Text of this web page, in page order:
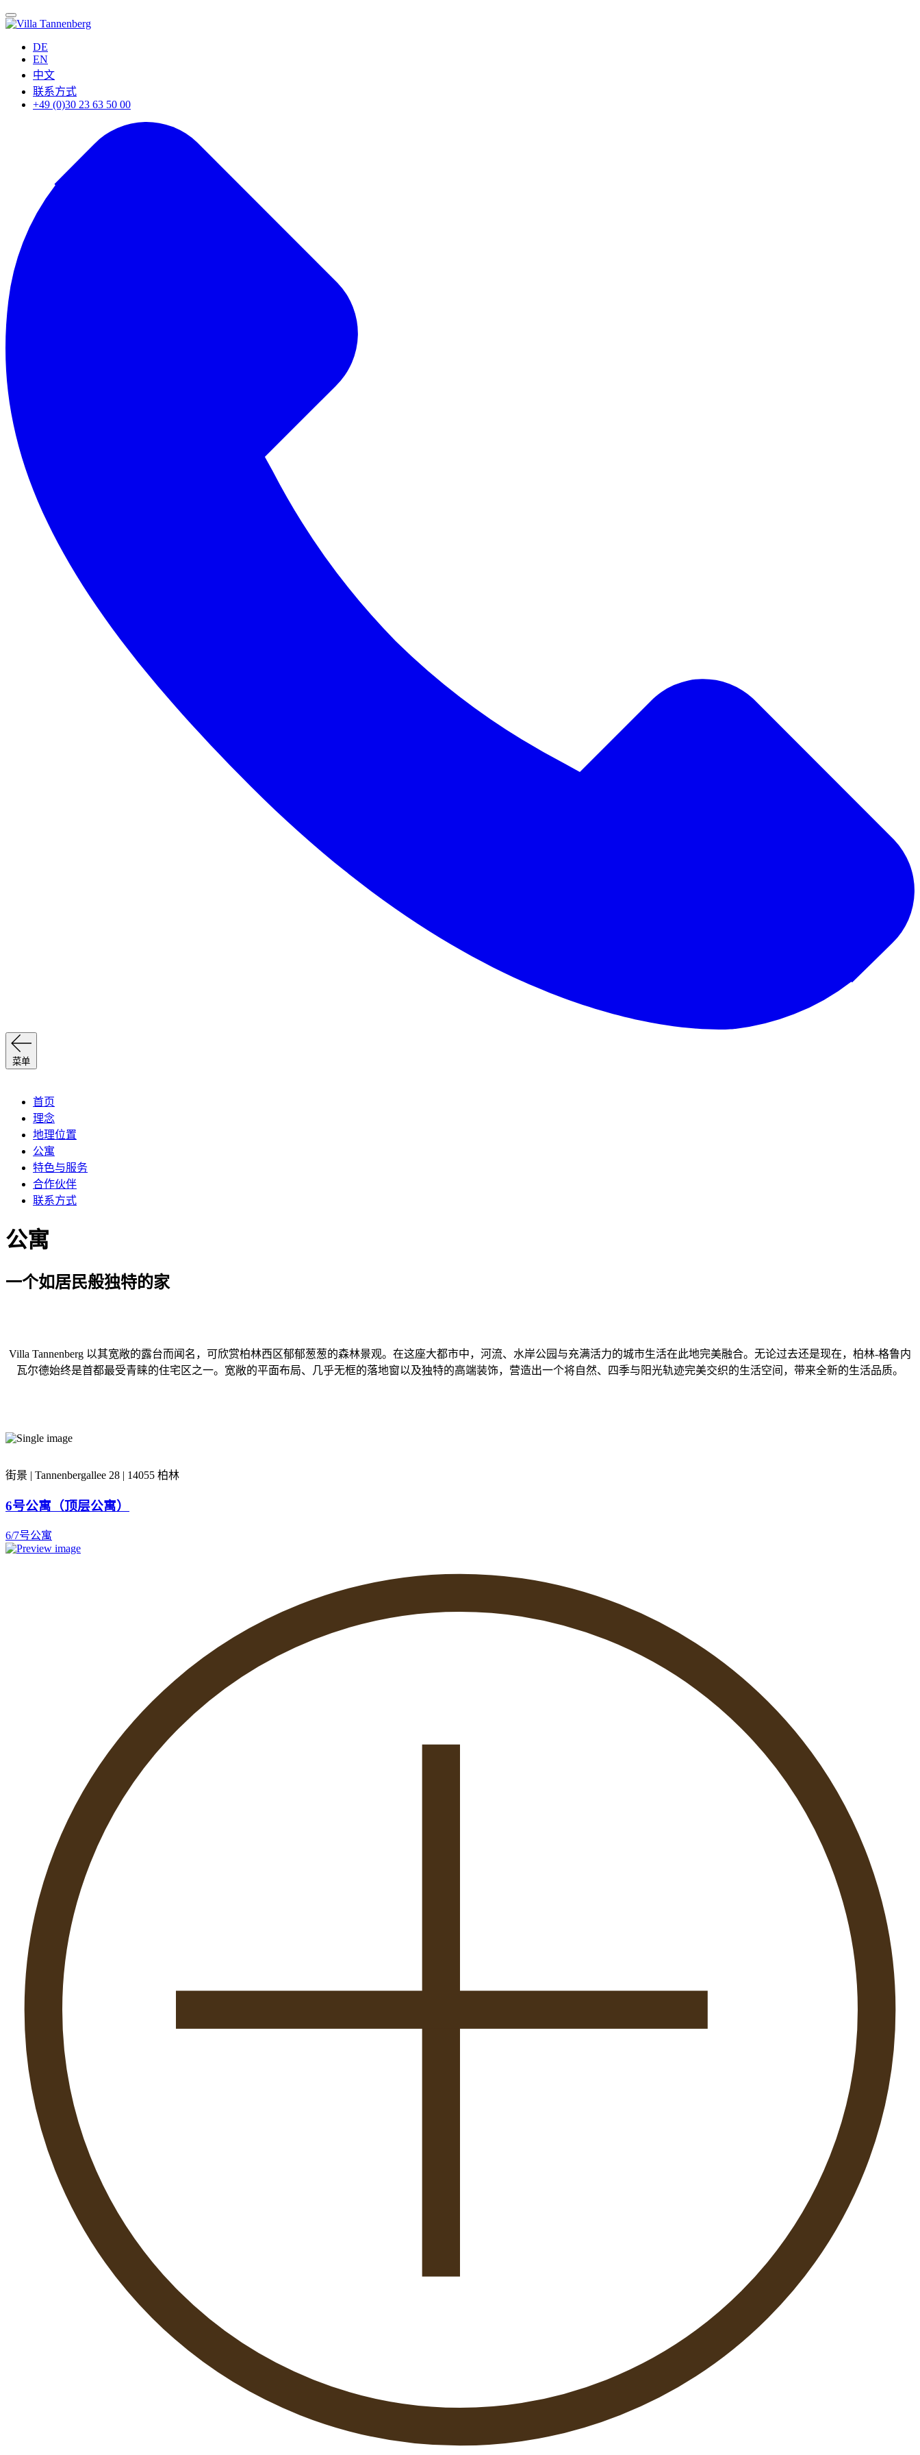
DE
EN
中文
联系方式
+49 (0)30 23 63 50 00
菜单
首页
理念
地理位置
公寓
特色与服务
合作伙伴
联系方式
公寓
一个如居民般独特的家
Villa Tannenberg 以其宽敞的露台而闻名，可欣赏柏林西区郁郁葱葱的森林景观。在这座大都市中，河流、水岸公园与充满活力的城市生活在此地完美融合。无论过去还是现在，柏林-格鲁内
瓦尔德始终是首都最受青睐的住宅区之一。宽敞的平面布局、几乎无框的落地窗以及独特的高端装饰，营造出一个将自然、四季与阳光轨迹完美交织的生活空间，带来全新的生活品质。
街景 | Tannenbergallee 28 | 14055​ 柏林
6号公寓（顶层公寓）
6/7号公寓